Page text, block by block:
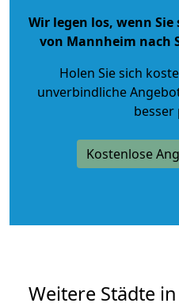
Wir legen los, wenn
von Mannheim nach
Holen Sie sich
unverbindliche
besser
Kostenlose
Weitere Städte